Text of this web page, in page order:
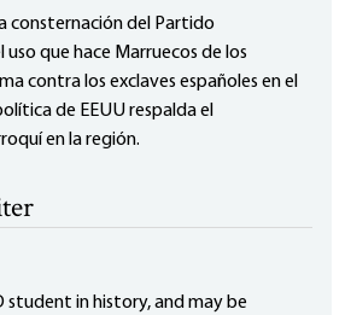
consternación del Partido
uso que hace Marruecos de los
contra los exclaves españoles en el
de EEUU respalda el
en la región.
student in history, and may be